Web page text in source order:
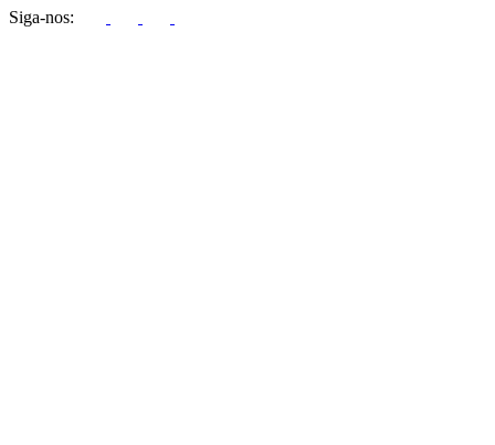
Siga-nos: